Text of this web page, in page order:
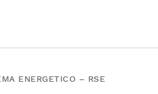
ENERGETICO – RSE